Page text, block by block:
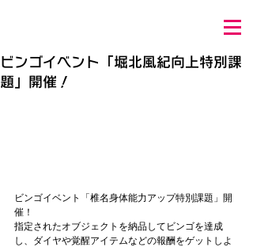
ビンゴイベント「堀北風紀向上特別課
題」開催！
ビンゴイベント「椎名身体能力アップ特別課題」開
催！
指定されたオブジェクトを納品してビンゴを達成
し、ダイヤや覚醒アイテムなどの報酬をゲットしよ